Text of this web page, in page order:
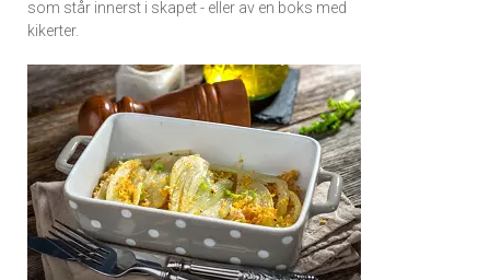
Få ukentlige nyhetsbrev fra
Apéritif
Vi tilbyr flere ukentlige nyhetsbrev. Du
som står innerst i skapet - eller av en boks med
kikerter.